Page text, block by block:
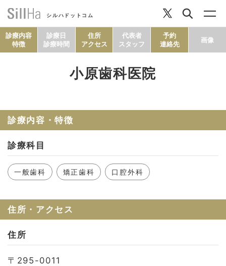
シルハドットコム
セルフチェック
診療内容
特徴
診療日
診療時間
住所
アクセス
代表者
スタッフ
予約
連絡先
画像
小原歯科医院
診療内容・特徴
診療科目
一般歯科 矯正歯科 口腔外科
住所・アクセス
住所
〒295-0011